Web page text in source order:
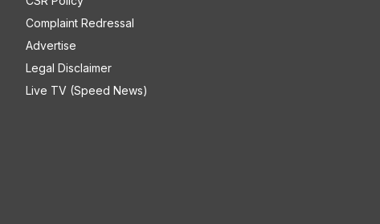
Complaint Redressal
Advertise
Legal Disclaimer
Live TV (Speed News)